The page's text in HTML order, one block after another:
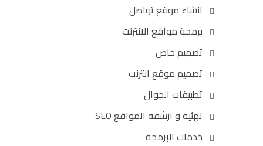
انشاء موقع تواصل
برمجة مواقع الانترنت
تصميم خاص
تصميم موقع انترنت
تطبيقات الجوال
تهئية و ارشفة المواقع SEO
خدمات البرمجة